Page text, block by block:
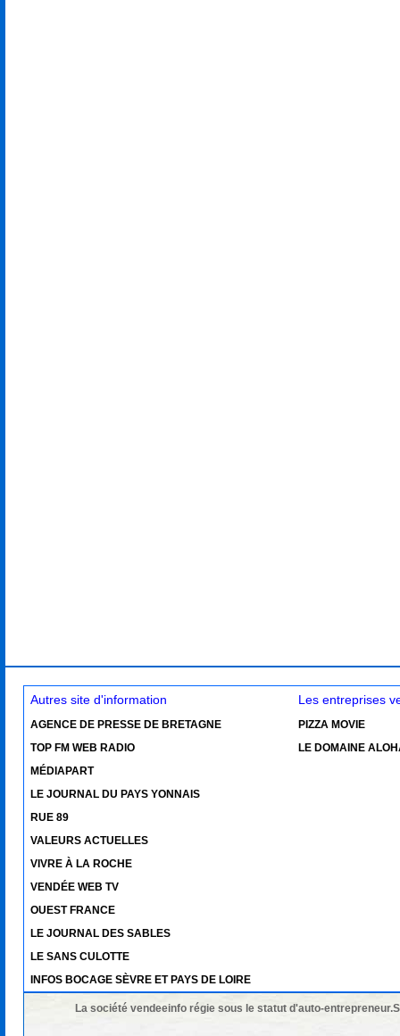
Autres site d'information
AGENCE DE PRESSE DE BRETAGNE
TOP FM WEB RADIO
MÉDIAPART
LE JOURNAL DU PAYS YONNAIS
RUE 89
VALEURS ACTUELLES
VIVRE À LA ROCHE
VENDÉE WEB TV
OUEST FRANCE
LE JOURNAL DES SABLES
LE SANS CULOTTE
INFOS BOCAGE SÈVRE ET PAYS DE LOIRE
Les entreprises
PIZZA MOVIE
LE DOMAINE
La société vendeeinfo régie sous le statut d'auto-